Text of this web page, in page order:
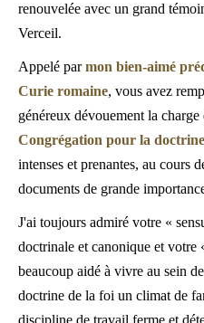
renouvelée avec un grand
Verceil.
Appelé parmon bien-aimé
Curie romaine, vous avez
généreux dévouement la charge
Congrégation pour la
intenses et prenantes, au cours
documents de grande
J'ai toujours admiré votre «
doctrinale et canonique et votre
beaucoup aidé à vivre au sein
doctrine de la foi un climat de
discipline de travail ferme et